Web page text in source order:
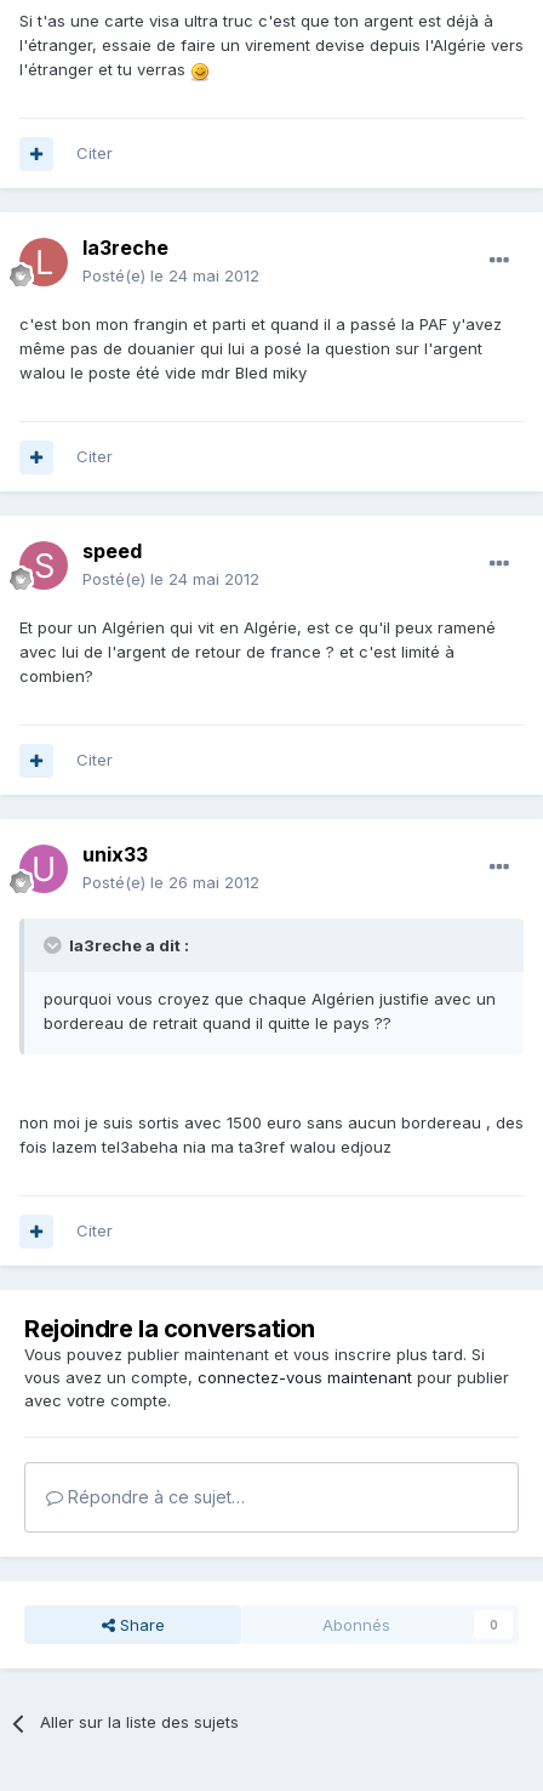
Si t'as une carte visa ultra truc c'est que ton argent est déjà à
l'étranger, essaie de faire un virement devise depuis l'Algérie vers
l'étranger et tu verras
Citer
la3reche
Posté(e) le 24 mai 2012
c'est bon mon frangin et parti et quand il a passé la PAF y'avez
même pas de douanier qui lui a posé la question sur l'argent
walou le poste été vide mdr Bled miky
Citer
speed
Posté(e) le 24 mai 2012
Et pour un Algérien qui vit en Algérie, est ce qu'il peux ramené
avec lui de l'argent de retour de france ? et c'est limité à
combien?
Citer
unix33
Posté(e) le 26 mai 2012
la3reche a dit :
pourquoi vous croyez que chaque Algérien justifie avec un
bordereau de retrait quand il quitte le pays ??
non moi je suis sortis avec 1500 euro sans aucun bordereau , des
fois lazem tel3abeha nia ma ta3ref walou edjouz
Citer
Rejoindre la conversation
Vous pouvez publier maintenant et vous inscrire plus tard. Si
vous avez un compte, connectez-vous maintenant pour publier
avec votre compte.
Répondre à ce sujet…
Share Abonnés 0
Aller sur la liste des sujets